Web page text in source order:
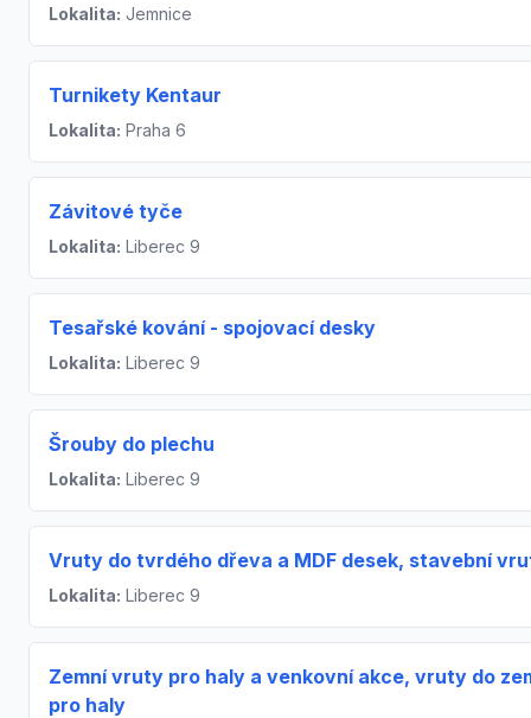
Lokalita: Jemnice
Turnikety Kentaur
Lokalita: Praha 6
Závitové tyče
Lokalita: Liberec 9
Tesařské kování - spojovací desky
Lokalita: Liberec 9
Šrouby do plechu
Lokalita: Liberec 9
Vruty do tvrdého dřeva a MDF desek, stavební
Lokalita: Liberec 9
Zemní vruty pro haly a venkovní akce, vruty do
pro haly